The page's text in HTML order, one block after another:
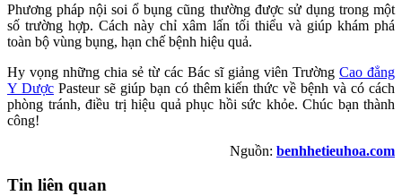
Phương pháp nội soi ổ bụng cũng thường được sử dụng trong một
số trường hợp. Cách này chỉ xâm lấn tối thiểu và giúp khám phá
toàn bộ vùng bụng, hạn chế bệnh hiệu quả.
Hy vọng những chia sẻ từ các Bác sĩ giảng viên Trường Cao đẳng
Y DượcPasteur sẽ giúp bạn có thêm kiến thức về bệnh và có cách
phòng tránh, điều trị hiệu quả phục hồi sức khỏe. Chúc bạn thành
công!
Nguồn: benhhetieuhoa.com
Tin liên quan